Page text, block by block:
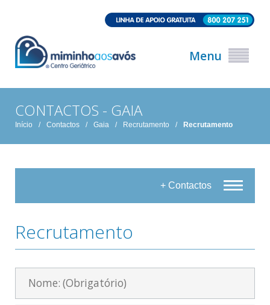
Menu
CONTACTOS - GAIA
Início / Contactos / Gaia / Recrutamento / Recrutamento
+ Contactos
Recrutamento